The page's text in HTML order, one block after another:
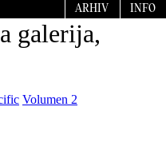
ARHIV INFO
galerija,
Volumen 2